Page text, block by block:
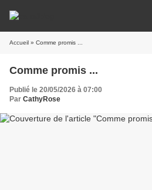
Accueil » Comme promis ...
Comme promis ...
Publié le 20/05/2026 à 07:00
Par CathyRose